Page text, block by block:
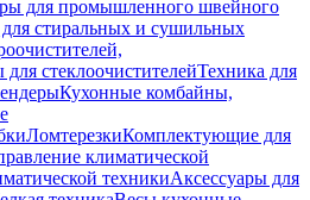
для промышленного швейного
стиральных и сушильных
для стеклоочистителейТехника для
Кухонные комбайны,
ЛомтерезкиКомплектующие для
климатической
техникиАксессуары для